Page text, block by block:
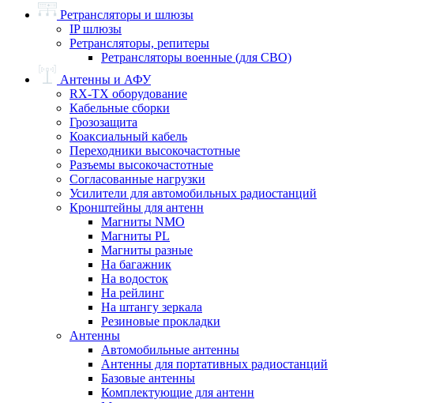
Ретрансляторы и шлюзы
IP шлюзы
Ретрансляторы, репитеры
Ретрансляторы военные (для СВО)
Антенны и АФУ
RX-TX оборудование
Кабельные сборки
Грозозащита
Коаксиальный кабель
Переходники высокочастотные
Разъемы высокочастотные
Согласованные нагрузки
Усилители для автомобильных радиостанций
Кронштейны для антенн
Магниты NMO
Магниты PL
Магниты разные
На багажник
На водосток
На рейлинг
На штангу зеркала
Резиновые прокладки
Антенны
Автомобильные антенны
Антенны для портативных радиостанций
Базовые антенны
Комплектующие для антенн